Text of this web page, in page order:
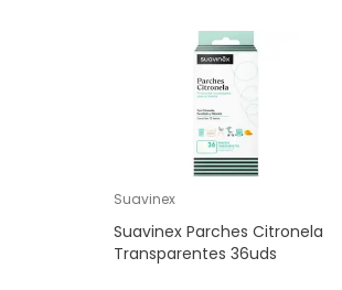
Suavinex
Suavinex Parches Citronela
Transparentes 36uds